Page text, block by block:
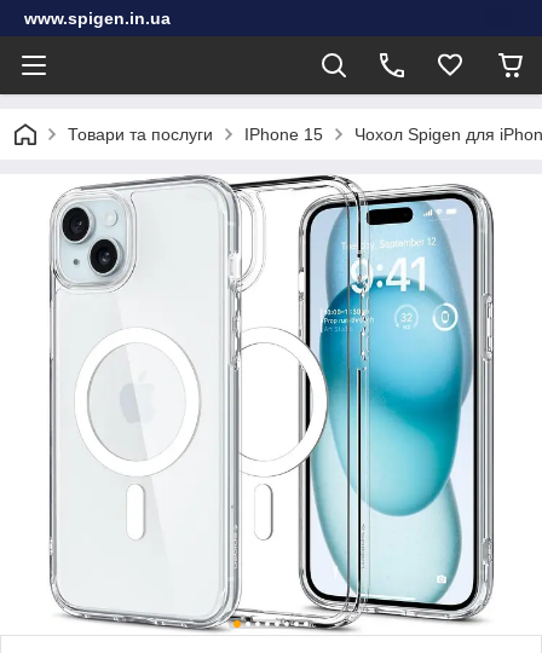
www.spigen.in.ua
Товари та послуги IPhone 15 Чохол Spigen для